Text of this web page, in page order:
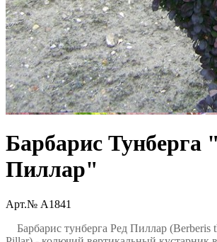
Барбарис Тунберга
Пиллар"
Арт.№ A1841
Барбарис тунберга Ред Пиллар (Berberis